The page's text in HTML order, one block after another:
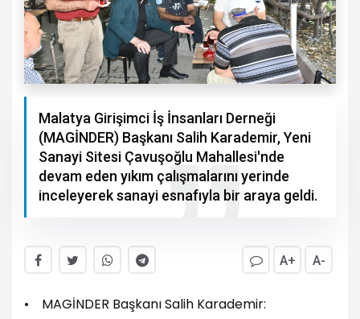
Malatya Girişimci İş İnsanları Derneği
(MAGİNDER) Başkanı Salih Karademir, Yeni
Sanayi Sitesi Çavuşoğlu Mahallesi'nde
devam eden yıkım çalışmalarını yerinde
inceleyerek sanayi esnafıyla bir araya geldi.
A+ A-
• MAGİNDER Başkanı Salih Karademir: